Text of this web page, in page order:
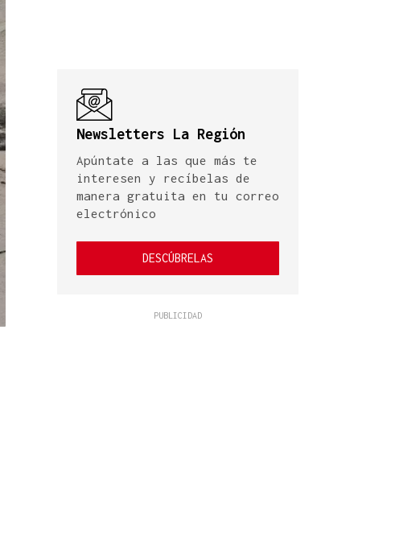
Newsletters La Región
Apúntate a las que más te
interesen y recíbelas de
manera gratuita en tu correo
electrónico
DESCÚBRELAS